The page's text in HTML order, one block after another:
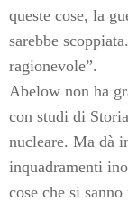
queste cose, la
sarebbe
ragionevole”.
Abelow non ha
con studi di
nucleare. Ma dà
inquadramenti
cose che si